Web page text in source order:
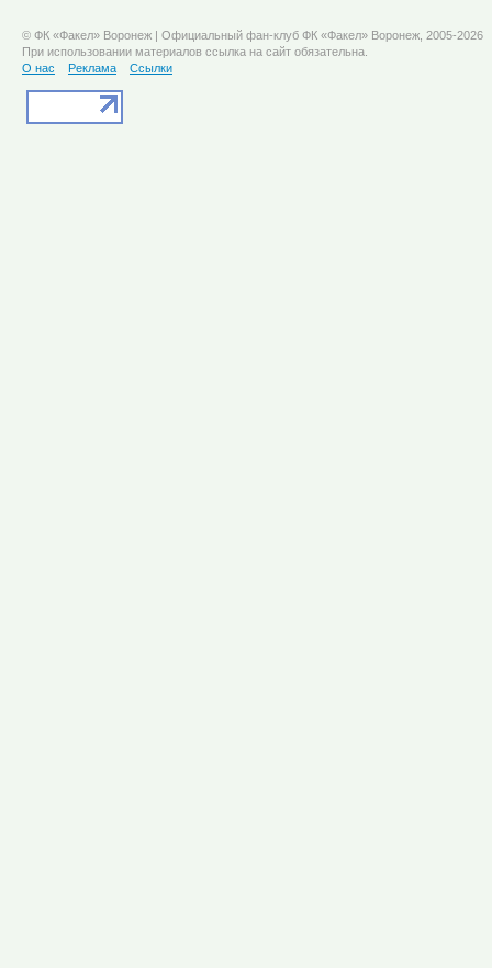
© ФК «Факел» Воронеж | Официальный фан-клуб ФК «Факел» Воронеж, 2005-2026
При использовании материалов ссылка на сайт обязательна.
О нас
Реклама Ссылки